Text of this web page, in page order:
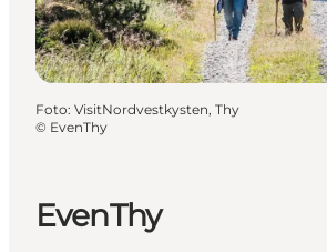
EvenThy
Foto: VisitNordvestkysten, Thy
© EvenThy